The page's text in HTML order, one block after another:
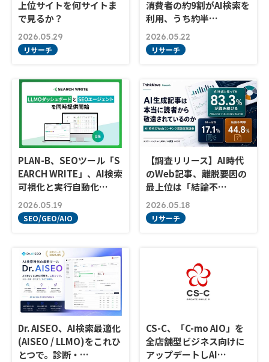
上位サイトを何サイトま
で見るか？
2026.05.29
リサーチ
消費者の約9割がAI検索を
利用、うち約半…
2026.05.22
リサーチ
PLAN-B、SEOツール「S
EARCH WRITE」、AI検索
可視化と実行自動化…
2026.05.19
SEO/GEO/AIO
【調査リリース】AI時代
のWeb記事、離脱要因の
最上位は「結論不…
2026.05.18
リサーチ
Dr. AISEO、AI検索最適化
(AISEO / LLMO)をこれひ
とつで。診断・…
CS-C、「C-mo AIO」を
全店舗型ビジネス向けに
アップデートしAI…